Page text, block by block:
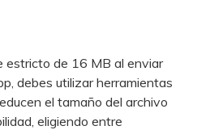
estricto de 16 MB al enviar
debes utilizar herramientas
el tamaño del archivo
eligiendo entre